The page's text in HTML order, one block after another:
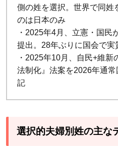
ッ
ト6
点
2.1
1. 子
めぐ
側の姓を選択。世界で同姓
のは日本のみ
・2025年4月、立憲・国民
提出。28年ぶりに国会で実
・2025年10月、自民+維新
法制化』法案を2026年通
記
選択的夫婦別姓の主な